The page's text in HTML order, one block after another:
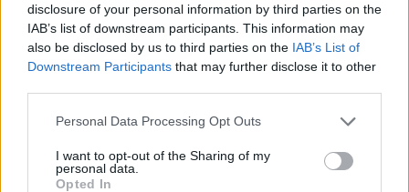
disclosure of your personal information by third parties on the
IAB’s list of downstream participants. This information may
also be disclosed by us to third parties on the IAB’s List of
Downstream Participants that may further disclose it to other
Personal Data Processing Opt Outs
I want to opt-out of the Sharing of my
personal data.
Opted In